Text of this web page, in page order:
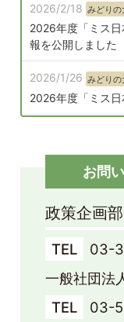
2026/2/18 みどりの
2026年度「ミス
報を公開しました
2026/1/26 みどりの
2026年度「ミス
ャンペーン
2024年度「ミス
2025/1/27 みどりの
2025年度「ミス
お問
政策企画部
TEL
03-
一般社団法
TEL
03-